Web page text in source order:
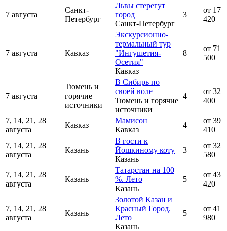
7 августа
Санкт-
Петербург
Львы стерегут
город
Санкт-Петербург
3
от 17
420
7 августа Кавказ
Экскурсионно-
термальный тур
"Ингушетия-
Осетия"
Кавказ
8
от 71
500
7 августа
Тюмень и
горячие
источники
В Сибирь по
своей воле
Тюмень и горячие
источники
4
от 32
400
7, 14, 21, 28
августа
Кавказ
Мамисон
Кавказ
4
от 39
410
7, 14, 21, 28
августа
Казань
В гости к
Йошкиному коту
Казань
3
от 32
580
7, 14, 21, 28
августа
Казань
Татарстан на 100
%. Лето
Казань
5
от 43
420
7, 14, 21, 28
августа
Казань
Золотой Казан и
Красный Город.
Лето
Казань
5
от 41
980